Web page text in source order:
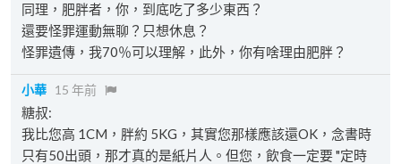
同理，肥胖者，你，到底吃了多少東西？
還要怪罪運動無聊？只想休息？
怪罪遺傳，我70％可以理解，此外，你有啥理由肥胖？
小華 15 年前
糖叔:
我比您高 1CM，胖約 5KG，其實您那樣應該還OK，念書時
只有50出頭，那才真的是紙片人。但您，飲食一定要 "定時